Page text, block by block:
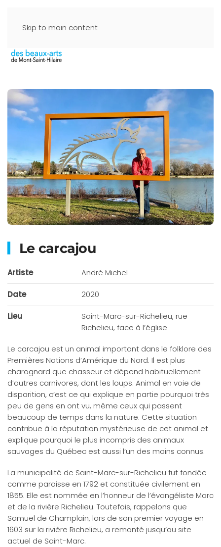
Skip to main content
Le carcajou
Artiste André Michel
Date 2020
Lieu
Saint-Marc-sur-Richelieu, rue
Richelieu, face à l’église
Le carcajou est un animal important dans le folklore des
Premières Nations d’Amérique du Nord. Il est plus
charognard que chasseur et dépend habituellement
d’autres carnivores, dont les loups. Animal en voie de
disparition, c’est ce qui explique en partie pourquoi très
peu de gens en ont vu, même ceux qui passent
beaucoup de temps dans la nature. Cette situation
contribue à la réputation mystérieuse de cet animal et
explique pourquoi le plus incompris des animaux
sauvages du Québec est aussi l’un des moins connus.
La municipalité de Saint-Marc-sur-Richelieu fut fondée
comme paroisse en 1792 et constituée civilement en
1855. Elle est nommée en l’honneur de l’évangéliste Marc
et de la rivière Richelieu. Toutefois, rappelons que
Samuel de Champlain, lors de son premier voyage en
1603 sur la rivière Richelieu, a remonté jusqu’au site
actuel de Saint-Marc.